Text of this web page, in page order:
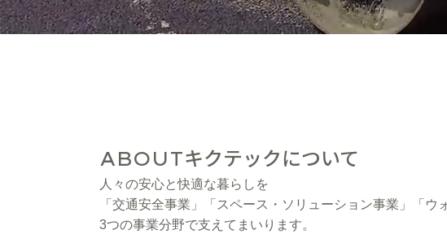
ABOUTキクテックについて
人々の安心と快適な暮らしを
「交通安全事業」「スペース・ソリューション事業」「ウ
3つの事業分野で支えてまいります。